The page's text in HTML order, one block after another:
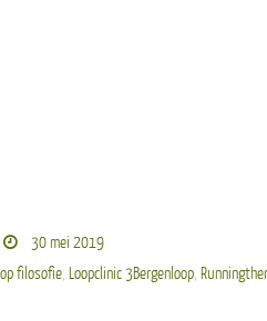
30 mei 2019
filosofie, Loopclinic 3Bergenloop,